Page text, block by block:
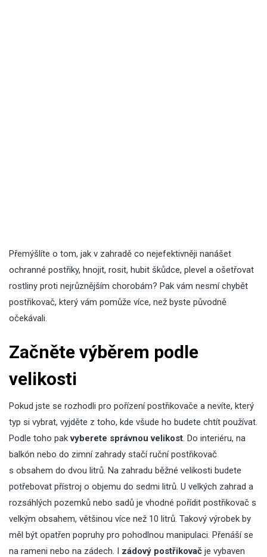
Přemýšlíte o tom, jak v zahradě co nejefektivněji nanášet
ochranné postřiky, hnojit, rosit, hubit škůdce, plevel a ošetřovat
rostliny proti nejrůznějším chorobám? Pak vám nesmí chybět
postřikovač, který vám pomůže více, než byste původně
očekávali.
Začněte výběrem podle
velikosti
Pokud jste se rozhodli pro pořízení postřikovače a nevíte, který
typ si vybrat, vyjděte z toho, kde všude ho budete chtít používat.
Podle toho pakvyberete správnou velikost. Do interiéru, na
balkón nebo do zimní zahrady stačí ruční postřikovač
s obsahem do dvou litrů. Na zahradu běžné velikosti budete
potřebovat přístroj o objemu do sedmi litrů. U velkých zahrad a
rozsáhlých pozemků nebo sadů je vhodné pořídit postřikovač s
velkým obsahem, většinou více než 10 litrů. Takový výrobek by
měl být opatřen popruhy pro pohodlnou manipulaci. Přenáší se
na rameni nebo na zádech. I zádový postřikovač je vybaven